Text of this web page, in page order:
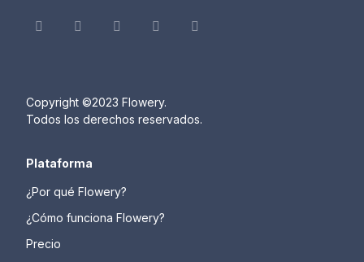
Copyright ©2023 Flowery.
Todos los derechos reservados.
Plataforma
¿Por qué Flowery?
¿Cómo funciona Flowery?
Precio